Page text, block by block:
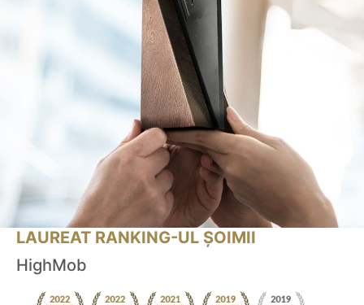
LAUREAT RANKING-UL ȘOIMII
HighMob